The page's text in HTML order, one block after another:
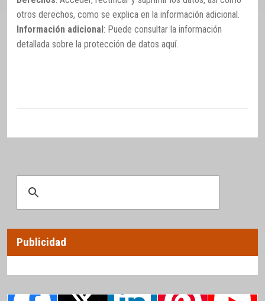
otros derechos, como se explica en la información adicional.
Información adicional: Puede consultar la información
detallada sobre la protección de datos aquí.
Publicidad